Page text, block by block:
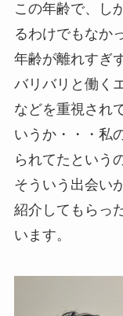
この年齢で、し
るわけでもなか
年齢が離れすぎ
バリバリと働く
などを重視され
いうか・・・私
られてたという
そういう出会い
紹介してもらっ
います。